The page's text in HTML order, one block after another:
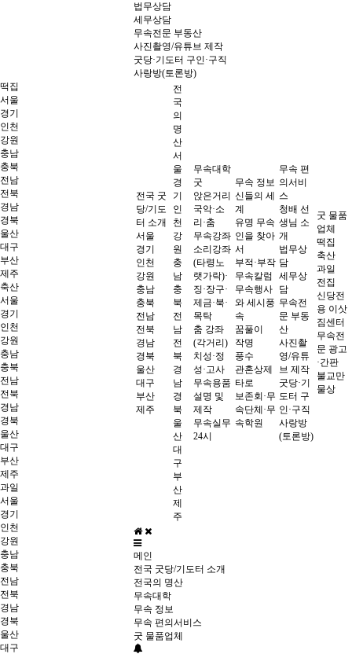
법무상담
세무상담
무속전문 부동산
사진촬영/유튜브 제작
굿당·기도터 구인·구직
사랑방(토론방)
떡집
서울
경기
인천
강원
충남
충북
전남
전북
경남
경북
울산
대구
부산
제주
축산
서울
경기
인천
강원
충남
충북
전남
전북
경남
경북
울산
대구
부산
제주
과일
서울
경기
인천
강원
충남
충북
전남
전북
경남
경북
울산
대구
전국 굿
당/기도
터 소개
서울
경기
인천
강원
충남
충북
전남
전북
경남
경북
울산
대구
부산
제주
전
국
의
명
산
서
울
경
기
인
천
강
원
충
남
충
북
전
남
전
북
경
남
경
북
울
산
대
구
부
산
제
주
무속대학
굿
앉은거리
국악·소
리·춤
무속강좌
소리강좌
(타령노
랫가락)·
징·장구·
제금·북·
목탁
춤 강좌
(각거리)
치성·정
성·고사
무속용품
설명 및
제작
무속실무
24시
무속 정보
신들의 세
계
유명 무속
인을 찾아
서
부적·부작
무속칼럼
무속행사
와 세시풍
속
꿈풀이
작명
풍수
관혼상제
타로
보존회·무
속단체·무
속학원
무속 편
의서비
스
청배 선
생님 소
개
법무상
담
세무상
담
무속전
문 부동
산
사진촬
영/유튜
브 제작
굿당·기
도터 구
인·구직
사랑방
(토론방)
굿 물품
업체
떡집
축산
과일
전집
신당전
용 이삿
짐센터
무속전
문 광고
·간판
불교만
물상
메인
전국 굿당/기도터 소개
전국의 명산
무속대학
무속 정보
무속 편의서비스
굿 물품업체